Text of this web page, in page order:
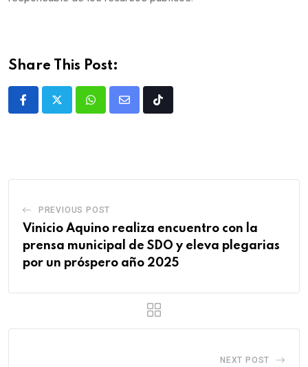
Share This Post:
PREVIOUS POST
Vinicio Aquino realiza encuentro con la
prensa municipal de SDO y eleva plegarias
por un próspero año 2025
NEXT POST